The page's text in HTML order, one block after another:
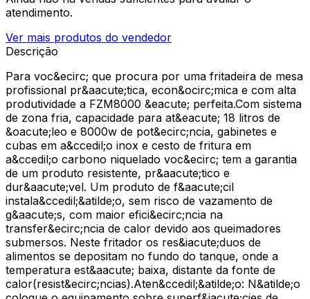
atendimento.
Ver mais produtos do vendedor
Descrição
Para voc&ecirc; que procura por uma fritadeira de mesa
profissional pr&aacute;tica, econ&ocirc;mica e com alta
produtividade a FZM8000 &eacute; perfeita.Com sistema
de zona fria, capacidade para at&eacute; 18 litros de
&oacute;leo e 8000w de pot&ecirc;ncia, gabinetes e
cubas em a&ccedil;o inox e cesto de fritura em
a&ccedil;o carbono niquelado voc&ecirc; tem a garantia
de um produto resistente, pr&aacute;tico e
dur&aacute;vel. Um produto de f&aacute;cil
instala&ccedil;&atilde;o, sem risco de vazamento de
g&aacute;s, com maior efici&ecirc;ncia na
transfer&ecirc;ncia de calor devido aos queimadores
submersos. Neste fritador os res&iacute;duos de
alimentos se depositam no fundo do tanque, onde a
temperatura est&aacute; baixa, distante da fonte de
calor(resist&ecirc;ncias).Aten&ccedil;&atilde;o: N&atilde;o